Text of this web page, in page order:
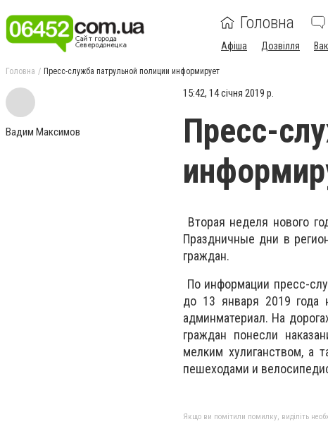
Головна
Афіша Дозвілля
Головна Пресс-служба патрульной полиции информирует
Вадим Максимов
15:42, 14 січня 2019 р.
Пресс-
Вторая неделя нового
Праздничные дни в
граждан.
По информации пресс-
до 13 января 2019 года
админматериал. На
граждан понесли
мелким хулиганством, а
пешеходами и
Якщо ви помітили помилку, виділіть